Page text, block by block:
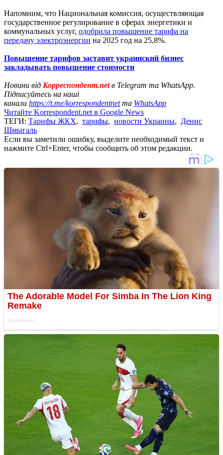
Напомним, что Национальная комиссия, осуществляющая
государственное регулирование в сферах энергетики и
коммунальных услуг, одобрила повышение тарифа на
передачу электроэнергии на 2025 год на 25,8%.
Повышение тарифов заставит украинский бизнес
закладывать повышение стоимости
Новини від Корреспондент.netв Telegram та WhatsApp.
Підписуйтесь на наші
канали https://t.me/korrespondentnetта WhatsApp
Читайте Korrespondent.net в Google News
ТЕГИ: Тарифы ЖКХ, тарифы, новости Украины, Денис
Шмыгаль
Если вы заметили ошибку, выделите необходимый текст и
нажмите Ctrl+Enter, чтобы сообщить об этом редакции.